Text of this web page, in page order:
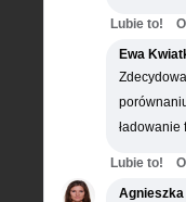
Lubie to!
Ewa
ładowanie
Lubie to!